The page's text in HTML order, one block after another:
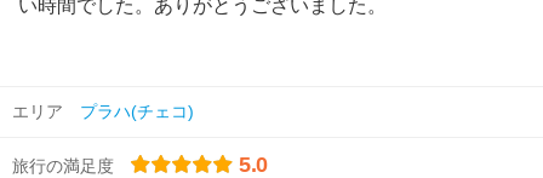
い時間でした。ありがとうございました。
エリア プラハ(チェコ)
旅行の満足度 5.0